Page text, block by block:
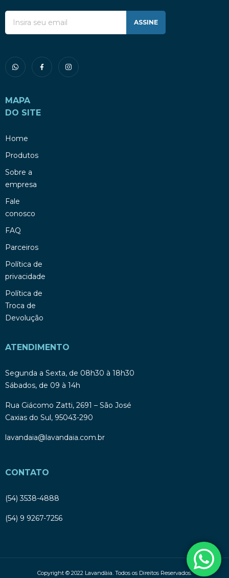
ASSINE
MAPA
DO SITE
Home
Produtos
Sobre a
empresa
Fale
conosco
FAQ
Parceiros
Política de
privacidade
Política de
Troca de
Devolução
ATENDIMENTO
Segunda a Sexta, de 08h30 à 18h30
Sábados, de 09 à 14h
Rua Giácomo Zatti, 2691 – São José
Caxias do Sul, 95043-290
lavandaia@lavandaia.com.br
CONTATO
(54) 3538-4888
(54) 9 9267-7256
Copyright © 2022 Lavandàia. Todos os Direitos Reservados.